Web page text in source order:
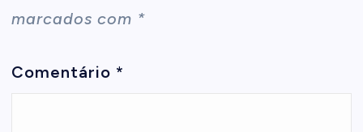
marcados com *
Comentário *